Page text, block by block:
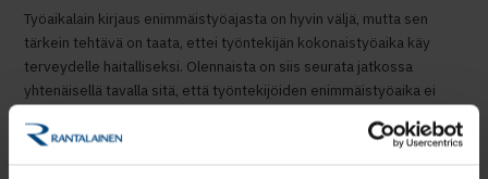
Työaikalain kirjaus enimmäistyöajasta on hyvin väljä, mutta sen
tärkein tehtävä on taata, ettei työntekijän kokonaistyöaika käy
terveydelle haitalliseksi. Olennaista on siis seurata jatkossa
yhtenäisellä tavalla sitä, että työntekijöiden enimmäistyöaika ei
vuodessa).